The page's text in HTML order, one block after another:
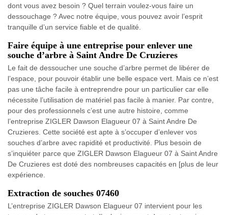
dont vous avez besoin ? Quel terrain voulez-vous faire un
dessouchage ? Avec notre équipe, vous pouvez avoir l’esprit
tranquille d’un service fiable et de qualité.
Faire équipe à une entreprise pour enlever une
souche d’arbre à Saint Andre De Cruzieres
Le fait de dessoucher une souche d’arbre permet de libérer de
l’espace, pour pouvoir établir une belle espace vert. Mais ce n’est
pas une tâche facile à entreprendre pour un particulier car elle
nécessite l’utilisation de matériel pas facile à manier. Par contre,
pour des professionnels c’est une autre histoire, comme
l’entreprise ZIGLER Dawson Elagueur 07 à Saint Andre De
Cruzieres. Cette société est apte à s’occuper d’enlever vos
souches d’arbre avec rapidité et productivité. Plus besoin de
s’inquiéter parce que ZIGLER Dawson Elagueur 07 à Saint Andre
De Cruzieres est doté des nombreuses capacités en [plus de leur
expérience.
Extraction de souches 07460
L’entreprise ZIGLER Dawson Elagueur 07 intervient pour les